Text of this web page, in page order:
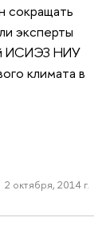
сокращать
эксперты
ИСИЭЗ НИУ
климата в
2 октября, 2014 г.